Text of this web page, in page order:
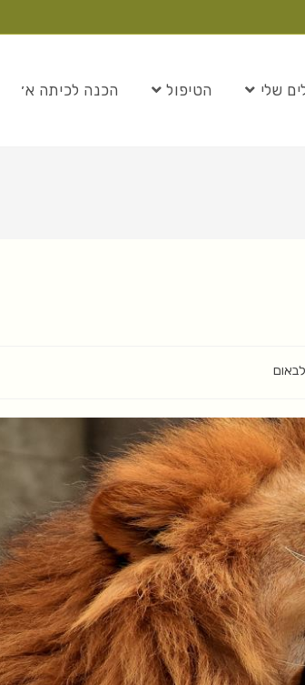
שלי הטיפול הכנה לכיתה א׳